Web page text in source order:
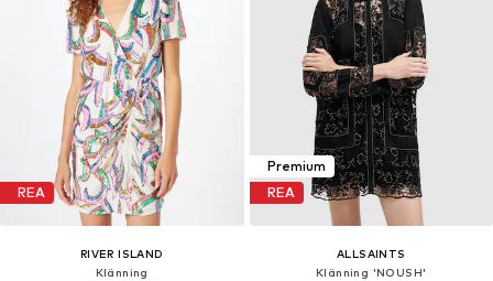
REA
RIVER ISLAND
Klänning
Premium
REA
ALLSAINTS
Klänning 'NOUSH'